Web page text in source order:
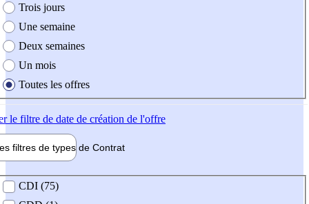
Trois jours
Une semaine
Deux semaines
Un mois
Toutes les offres
le filtre de date de création de l'offre
filtres de types de Contrat
contrat
CDI (75)